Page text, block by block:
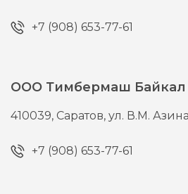
+7 (908) 653-77-61
ООО Тимбермаш Байкал
410039, Саратов,ул. В.М.
+7 (908) 653-77-61